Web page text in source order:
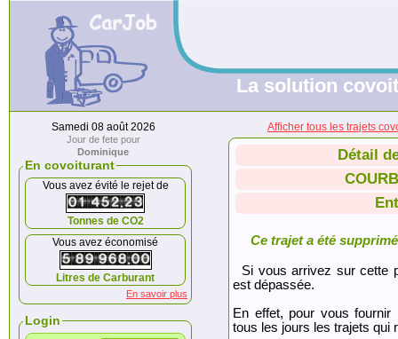
La solution
Samedi 08 août 2026
Jour de fete pour
Dominique
En covoiturant
Vous avez évité le rejet de
Tonnes de CO2
Vous avez économisé
Litres de Carburant
En savoir plus
Login
Afficher tous les trajets
Détail
Ce trajet a été
Si vous arrivez sur cette
est dépassée.
En effet, pour vous fournir
tous les jours les trajets qui